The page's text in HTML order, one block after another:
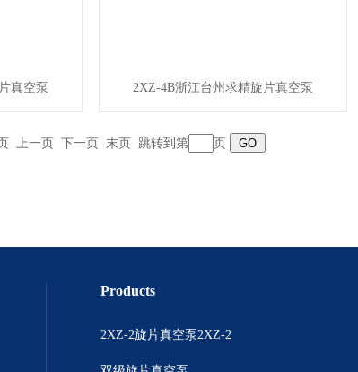
真空泵 2XZ-4B浙江台州求精旋片真空泵
上一页 下一页 末页 跳转到第 页
Products
2XZ-2旋片真空泵2XZ-2